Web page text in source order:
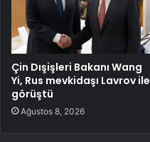
Çin Dışişleri Bakanı Wang
Yi, Rus mevkidaşı Lavrov ile
görüştü
Ağustos 8, 2026